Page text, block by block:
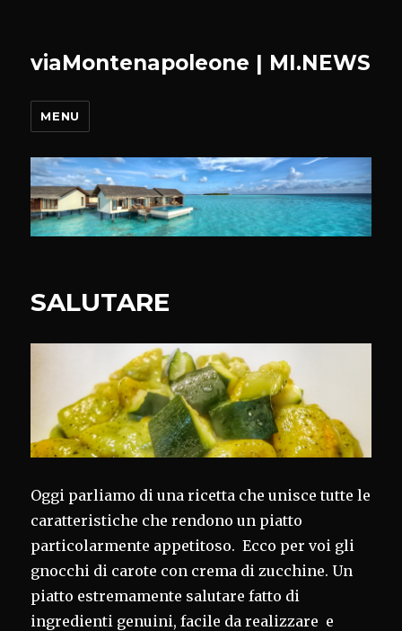
viaMontenapoleone | MI.NEWS
MENU
SALUTARE
Oggi parliamo di una ricetta che unisce tutte le
caratteristiche che rendono un piatto
particolarmente appetitoso. Ecco per voi gli
gnocchi di carote con crema di zucchine. Un
piatto estremamente salutare fatto di
ingredienti genuini, facile da realizzare e